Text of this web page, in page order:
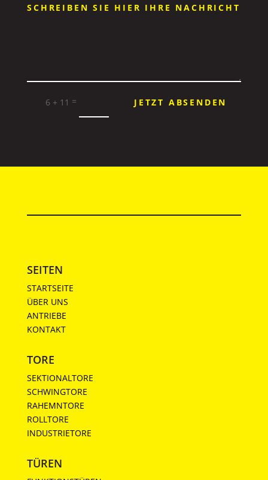
6 + 11 = JETZT ABSENDEN
SEITEN
STARTSEITE
ÜBER UNS
ANTRIEBE
KONTAKT
TORE
SEKTIONALTORE
SCHWINGTORE
RAHEMNTORE
ROLLTORE
INDUSTRIETORE
TÜREN